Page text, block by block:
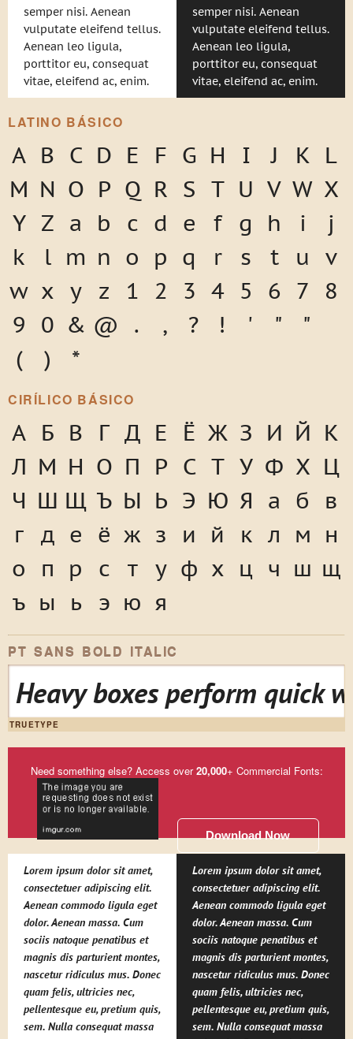
semper nisi. Aenean
vulputate eleifend tellus.
Aenean leo ligula,
porttitor eu, consequat
vitae, eleifend ac, enim.
semper nisi. Aenean
vulputate eleifend tellus.
Aenean leo ligula,
porttitor eu, consequat
vitae, eleifend ac, enim.
LATINO BÁSICO
A B C D E F G H I J K L
M N O P Q R S T U V W X
Y Z a b c d e f g h i
j
k
l m n o p q r s t u v
w x y z 1 2 3 4 5 6 7
8
9 0 & @ . , ? ! ' "
"
(
) *
CIRÍLICO BÁSICO
А Б В Г Д Е Ё Ж З И Й К
Л М Н О П Р С Т У Ф Х Ц
Ч Ш Щ Ъ Ы Ь Э Ю Я а б
в
г д е ё ж з и й к л м н
о
п р с т у ф х ц ч ш щ
ъ ы ь э ю я
PT SANS BOLD ITALIC
Heavy boxes perform quick
TRUETYPE
Need something else? Access over20,000+ Commercial Fonts:
Download Now
Lorem ipsum dolor sit amet,
consectetuer adipiscing elit.
Aenean commodo ligula eget
dolor. Aenean massa. Cum
sociis natoque penatibus et
magnis dis parturient montes,
nascetur ridiculus mus. Donec
quam felis, ultricies nec,
pellentesque eu, pretium quis,
sem. Nulla consequat massa
Lorem ipsum dolor sit amet,
consectetuer adipiscing elit.
Aenean commodo ligula eget
dolor. Aenean massa. Cum
sociis natoque penatibus et
magnis dis parturient montes,
nascetur ridiculus mus. Donec
quam felis, ultricies nec,
pellentesque eu, pretium quis,
sem. Nulla consequat massa